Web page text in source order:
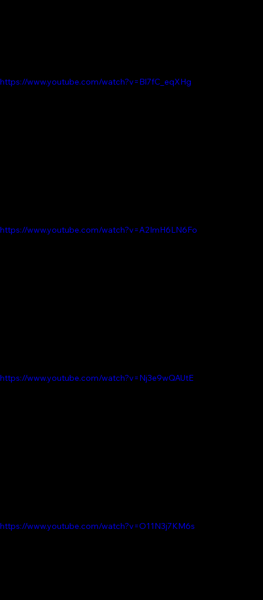
https://www.youtube.com/watch?v=Bl7fC_eqXHg
https://www.youtube.com/watch?v=A2ImH6LN6Fo
https://www.youtube.com/watch?v=Nj3e9wQAUtE
https://www.youtube.com/watch?v=O11N3j7KM6s